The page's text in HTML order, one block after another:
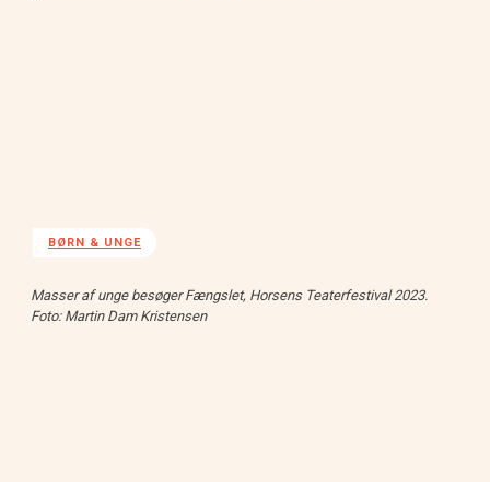
BØRN & UNGE
Masser af unge besøger Fængslet, Horsens Teaterfestival 2023.
Foto: Martin Dam Kristensen